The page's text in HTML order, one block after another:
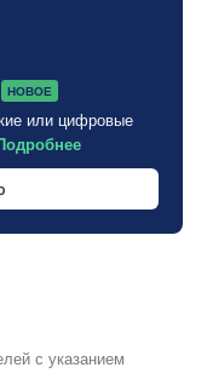
НОВОЕ
или цифровые
с указанием